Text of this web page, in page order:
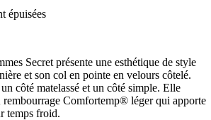
épuisées
Secret présente une esthétique de style
et son col en pointe en velours côtelé.
côté matelassé et un côté simple. Elle
rembourrage Comfortemp® léger qui apporte
temps froid.